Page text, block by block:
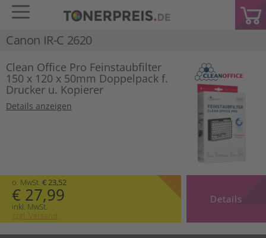
Canon IR-C 2620
Clean Office Pro Feinstaubfilter
150 x 120 x 50mm Doppelpack f.
Drucker u. Kopierer
Details anzeigen
o. MwSt. € 23,52
€ 27,99
inkl. MwSt.
zzgl. Versand
Details